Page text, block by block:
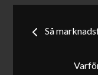
Så